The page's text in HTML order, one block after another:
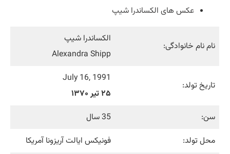
عکس های الکساندرا شیپ
نام نام خانوادگی:
الکساندرا شیپ
Alexandra Shipp
تاریخ تولد:
July 16, 1991
۲۵ تیر ۱۳۷۰
سن:
35 سال
محل تولد:
فونیکس ایالت آریزونا آمریکا